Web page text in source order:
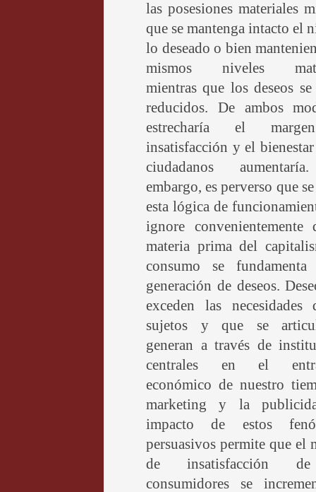
las posesiones materiales
que se mantenga intacto el
lo deseado o bien
mismos niveles
mientras que los deseos
reducidos. De ambos
estrecharía el
insatisfacción y el
ciudadanos
embargo, es perverso que
esta lógica de
ignore convenientemente
materia prima del
consumo se
generación de deseos.
exceden las necesidades
sujetos y que se
generan a través de
centrales en el
económico de nuestro
marketing y la
impacto de estos
persuasivos permite que el
de insatisfacción
consumidores se